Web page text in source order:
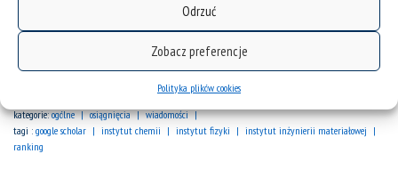
Odrzuć
Zobacz preferencje
Polityka plików cookies
Pracownicy Wydziału w czołówce 20 najczęściej
cytowanych naukowców wg Google Scholar
kategorie:ogólne osiągnięcia
wiadomości
tagi : google scholar instytut chemii instytut fizyki
instytut inżynierii materiałowej
ranking